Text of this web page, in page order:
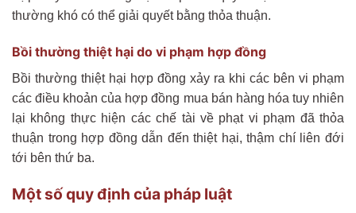
thường khó có thể giải quyết bằng thỏa thuận.
Bồi thường thiệt hại do vi phạm hợp đồng
Bồi thường thiệt hại hợp đồng xảy ra khi các bên vi phạm
các điều khoản của hợp đồng mua bán hàng hóa tuy nhiên
lại không thực hiện các chế tài về phạt vi phạm đã thỏa
thuận trong hợp đồng dẫn đến thiệt hại, thậm chí liên đới
tới bên thứ ba.
Một số quy định của pháp luật